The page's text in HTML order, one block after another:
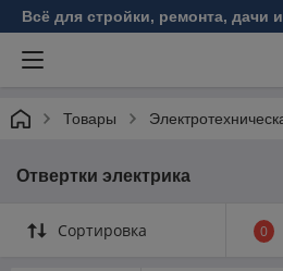
Всё для стройки, ремонта, дачи и
Товары
Отвертки электрика
Сортировка 0